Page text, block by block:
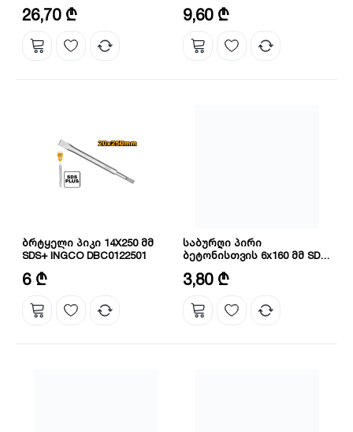
დიამეტრი: 20 მმ
სიგრძე: 340 მმ
26,70 ₾
დიამეტრი: 10 მმ
სიგრძე: 450 მმ
9,60 ₾
ბრტყელი პიკი 14X250 მმ
SDS+ INGCO DBC0122501
ზომა: 14X250X20 მმ
ფორმა: ბრტყელი
6 ₾
საბურღი პირი
ბეტონისთვის 6x160 მმ SDS
დიამეტრი: 6 მმ
სიგრძე: 160 მმ
3,80 ₾